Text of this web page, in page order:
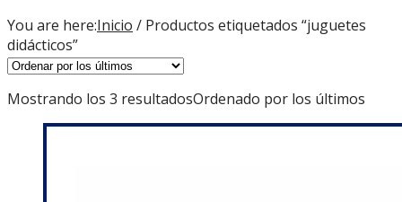
You are here:Inicio / Productos etiquetados “juguetes
didácticos”
Mostrando los 3 resultadosOrdenado por los últimos